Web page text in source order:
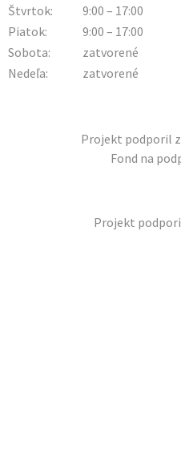
Štvrtok:
9:00 – 17:00
Piatok:
9:00 – 17:00
Sobota:
zatvorené
Nedeľa:
zatvorené
Projekt podporil
Fond na
Projekt